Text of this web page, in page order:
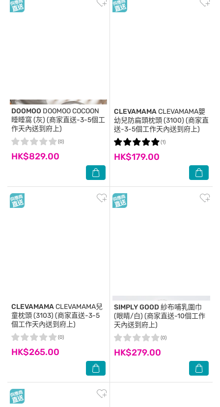
DOOMOO DOOMOO COCOON
睡睡窩 (灰) (商家直送-3-5個工
作天內送到府上)
HK$829.00
(0)
CLEVAMAMACLEVAMAMA嬰
幼兒防扁頭枕頭 (3100) (商家直
送-3-5個工作天內送到府上)
HK$179.00
(1)
CLEVAMAMACLEVAMAMA兒
童枕頭 (3103) (商家直送-3-5
個工作天內送到府上)
HK$265.00
(0)
SIMPLY GOOD 紗布哺乳圍巾
(眼睛/白) (商家直送-10個工作
天內送到府上)
HK$279.00
(0)